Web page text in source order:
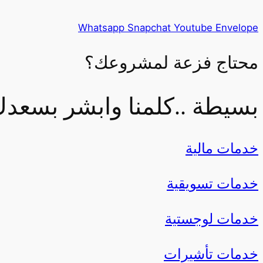
Whatsapp Snapchat Youtube Envelope
محتاج فزعة لمشروعك؟
بسيطة ..كلمنا وابشر
خدمات مالية
خدمات تسويقية
خدمات لوجستية
خدمات تأشيرات